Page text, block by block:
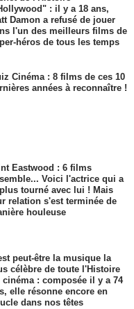
: il y a 18 ans,
Damon a refusé de jouer
l'un des meilleurs films de
héros de tous les temps
Cinéma : 8 films de ces 10
années à reconnaître !
Eastwood : 6 films
Voici l'actrice qui a
plus tourné avec lui ! Mais
relation s'est terminée de
houleuse
peut-être la musique la
célèbre de toute l'Histoire
cinéma : composée il y a 74
elle résonne encore en
dans nos têtes